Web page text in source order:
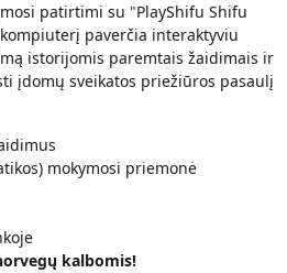
patirtimi su "PlayShifu Shifu
paverčia interaktyviu
istorijomis paremtais žaidimais ir
įdomų sveikatos priežiūros pasaulį
mokymosi priemonė
kalbomis!